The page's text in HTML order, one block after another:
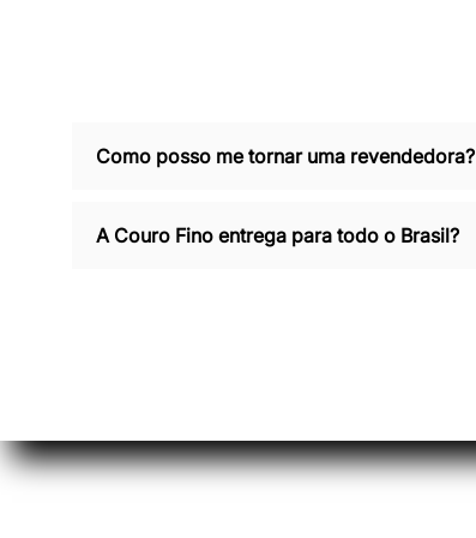
Como posso me tornar uma revendedora?
A Couro Fino entrega para todo o Brasil?